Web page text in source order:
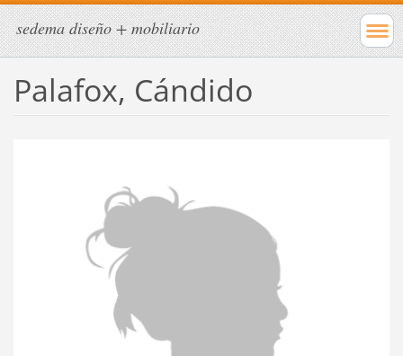
sedema diseño + mobiliario
Palafox, Cándido